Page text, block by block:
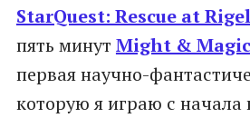
StarQuest: Rescue at Rigel
пять минут Might & Magic
первая научно-
которую я играю с начала